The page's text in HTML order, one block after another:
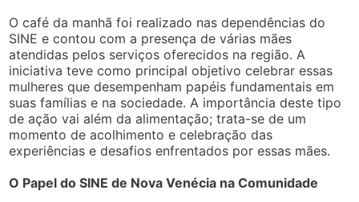
O café da manhã foi realizado nas dependências do
SINE e contou com a presença de várias mães
atendidas pelos serviços oferecidos na região. A
iniciativa teve como principal objetivo celebrar essas
mulheres que desempenham papéis fundamentais em
suas famílias e na sociedade. A importância deste tipo
de ação vai além da alimentação; trata-se de um
momento de acolhimento e celebração das
experiências e desafios enfrentados por essas mães.
O Papel do SINE de Nova Venécia na Comunidade